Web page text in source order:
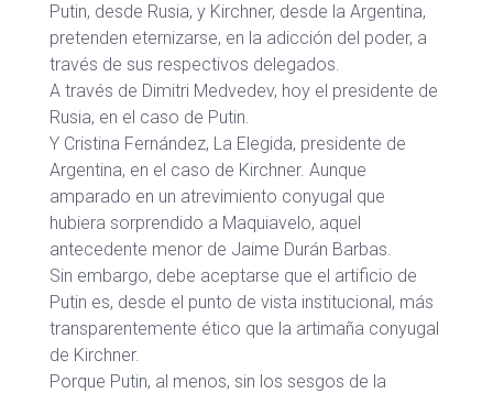
Putin, desde Rusia, y Kirchner, desde la Argentina,
pretenden eternizarse, en la adicción del poder, a
través de sus respectivos delegados.
A través de Dimitri Medvedev, hoy el presidente de
Rusia, en el caso de Putin.
Y Cristina Fernández, La Elegida, presidente de
Argentina, en el caso de Kirchner. Aunque
amparado en un atrevimiento conyugal que
hubiera sorprendido a Maquiavelo, aquel
antecedente menor de Jaime Durán Barbas.
Sin embargo, debe aceptarse que el artificio de
Putin es, desde el punto de vista institucional, más
transparentemente ético que la artimaña conyugal
de Kirchner.
Porque Putin, al menos, sin los sesgos de la